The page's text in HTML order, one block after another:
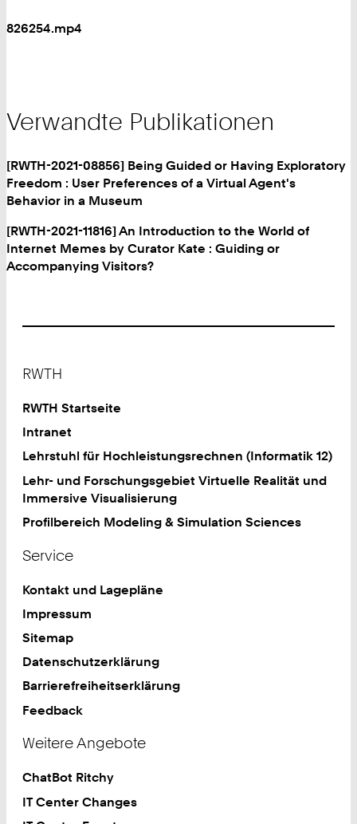
826254.mp4
Verwandte Publikationen
[RWTH-2021-08856] Being Guided or Having Exploratory
Freedom : User Preferences of a Virtual Agent's
Behavior in a Museum
[RWTH-2021-11816] An Introduction to the World of
Internet Memes by Curator Kate : Guiding or
Accompanying Visitors?
RWTH
RWTH Startseite
Intranet
Lehrstuhl für Hochleistungsrechnen (Informatik 12)
Lehr- und Forschungsgebiet Virtuelle Realität und
Immersive Visualisierung
Profilbereich Modeling & Simulation Sciences
Service
Kontakt und Lagepläne
Impressum
Sitemap
Datenschutzerklärung
Barrierefreiheitserklärung
Feedback
Weitere Angebote
ChatBot Ritchy
IT Center Changes